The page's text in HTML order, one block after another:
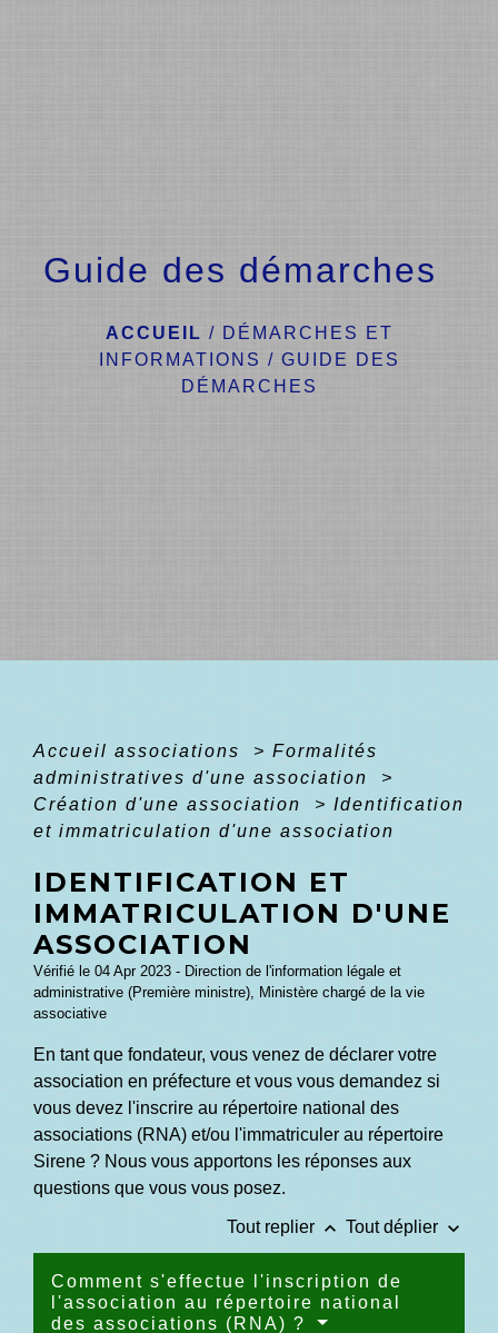
Guide des démarches
ACCUEIL / DÉMARCHES ET
INFORMATIONS / GUIDE DES
DÉMARCHES
Accueil associations > Formalités
administratives d'une association
>
Création d'une association
> Identification
et immatriculation d'une association
IDENTIFICATION ET
IMMATRICULATION D'UNE
ASSOCIATION
Vérifié le 04 Apr 2023 - Direction de l'information légale et
administrative (Première ministre), Ministère chargé de la vie
associative
En tant que fondateur, vous venez de déclarer votre
association en préfecture et vous vous demandez si
vous devez l'inscrire au répertoire national des
associations (RNA) et/ou l'immatriculer au répertoire
Sirene ? Nous vous apportons les réponses aux
questions que vous vous posez.
Tout replier keyboard_arrow_up Tout déplier keyboard_arrow_down
Comment s'effectue l'inscription de
l'association au répertoire national
des associations (RNA) ?